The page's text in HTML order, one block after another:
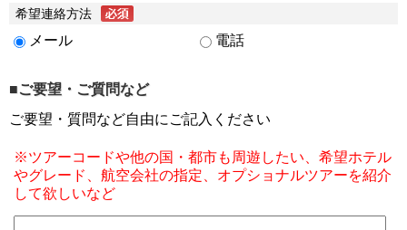
希望連絡方法
メール 電話
■ご要望・ご質問など
ご要望・質問など自由にご記入ください
※ツアーコードや他の国・都市も周遊したい、希望ホテル
やグレード、航空会社の指定、オプショナルツアーを紹介
して欲しいなど